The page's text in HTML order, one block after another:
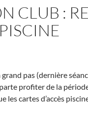
CLUB :
pas (dernière
profiter de la
les cartes d’accès